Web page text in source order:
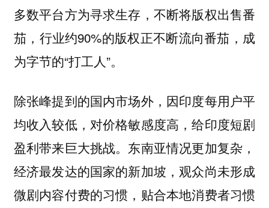
多数平台方为寻求生存，不断将版权出售番
茄，行业约90%的版权正不断流向番茄，成
为字节的“打工人”。
除张峰提到的国内市场外，因印度每用户平
均收入较低，对价格敏感度高，给印度短剧
盈利带来巨大挑战。东南亚情况更加复杂，
经济最发达的国家的新加坡，观众尚未形成
微剧内容付费的习惯，贴合本地消费者习惯